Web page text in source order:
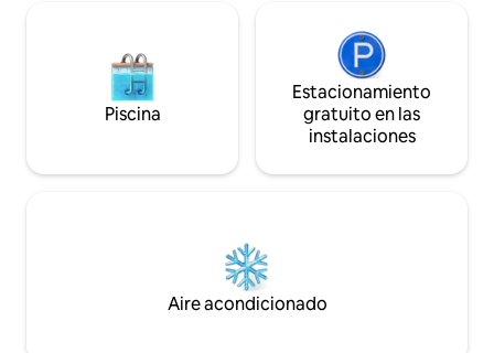
Piscina
Estacionamiento
gratuito en las
instalaciones
Aire acondicionado